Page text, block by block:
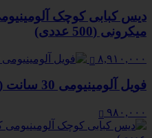
میکرونی (500 عددی)
۸,۹۱۰,۰۰۰
فویل آلومینیومی 30 سانت (1 کیلویی)
۹۸۰,۰۰۰